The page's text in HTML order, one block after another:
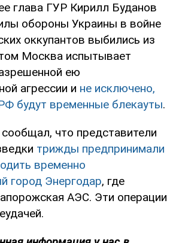
глава ГУР Кирилл Буданов
обороны Украины в войне
оккупантов выбились из
Москва испытывает
ею
агрессии и не исключено,
будут временные блекауты.
что представители
трижды предпринимали
временно
город Энергодар, где
АЭС. Эти операции